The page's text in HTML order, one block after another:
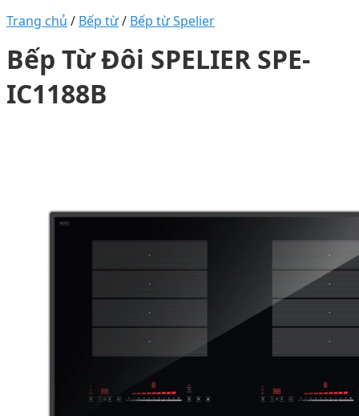
Trang chủ / Bếp từ/ Bếp từ Spelier
Bếp Từ Đôi SPELIER SPE-
IC1188B